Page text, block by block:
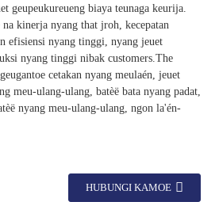
geupeukureueng biaya teunaga keurija.
kinerja nyang that jroh, kecepatan
efisiensi nyang tinggi, nyang jeuet
nyang tinggi nibak customers.The
cetakan nyang meulaén, jeuet
meu-ulang-ulang, batèë bata nyang padat,
nyang meu-ulang-ulang, ngon la'én-
HUBUNGI KAMOE